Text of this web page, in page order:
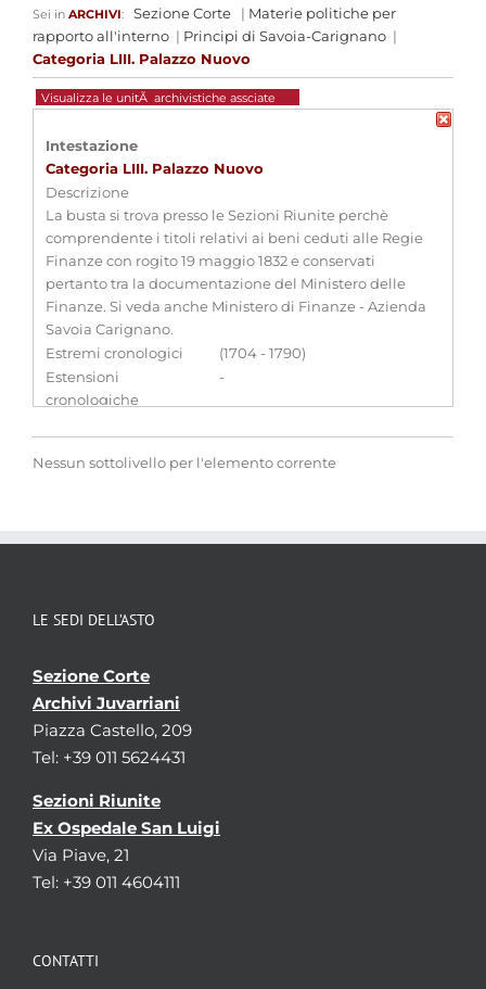
Sei in ARCHIVI: Sezione Corte | Materie politiche per
rapporto all'interno | Principi di Savoia-Carignano |
Categoria LIII. Palazzo Nuovo
Visualizza le unitÃ archivistiche assciate
Intestazione
Categoria LIII. Palazzo Nuovo
Descrizione
La busta si trova presso le Sezioni Riunite perchè
comprendente i titoli relativi ai beni ceduti alle Regie
Finanze con rogito 19 maggio 1832 e conservati
pertanto tra la documentazione del Ministero delle
Finanze. Si veda anche Ministero di Finanze - Azienda
Savoia Carignano.
Estremi cronologici
(1704 - 1790)
Estensioni
cronologiche
-
Nessun sottolivello per l'elemento corrente
LE SEDI DELL’ASTO
Sezione Corte
Archivi Juvarriani
Piazza Castello, 209
Tel: +39 011 5624431
Sezioni Riunite
Ex Ospedale San Luigi
Via Piave, 21
Tel: +39 011 4604111
CONTATTI